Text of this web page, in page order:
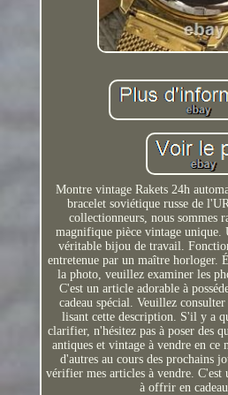
Montre vintage Rakets 24h
bracelet soviétique russe de
collectionneurs, nous sommes
magnifique pièce vintage unique.
véritable bijou de travail.
entretenue par un maître horloger.
la photo, veuillez examiner les
C'est un article adorable à
cadeau spécial. Veuillez
lisant cette description. S'il y a
clarifier, n'hésitez pas à poser des
antiques et vintage à vendre en ce
d'autres au cours des prochains
vérifier mes articles à vendre. C'est
à offrir en cadeau